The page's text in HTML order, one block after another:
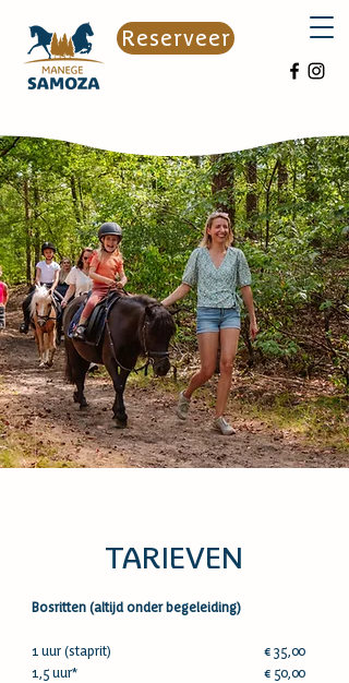
Reserveer
TARIEVEN
Bosritten (altijd onder begeleiding)
1 uur (staprit)
1,5 uur*
€ 35,00
€ 50,00